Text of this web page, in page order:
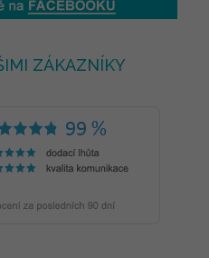
ZÁKAZNÍKY